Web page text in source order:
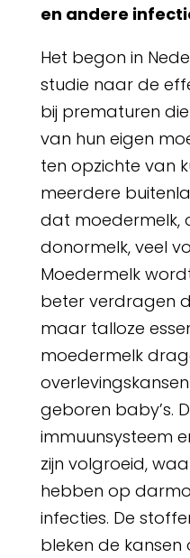
en andere
Het begon in
studie naar de
bij prematuren
van hun eigen
ten opzichte van
meerdere
dat moedermelk,
donormelk, veel
Moedermelk
beter verdragen
maar talloze
moedermelk
geboren baby’s.
immuunsysteem
zijn volgroeid,
hebben op
infecties. De
bleken de kansen